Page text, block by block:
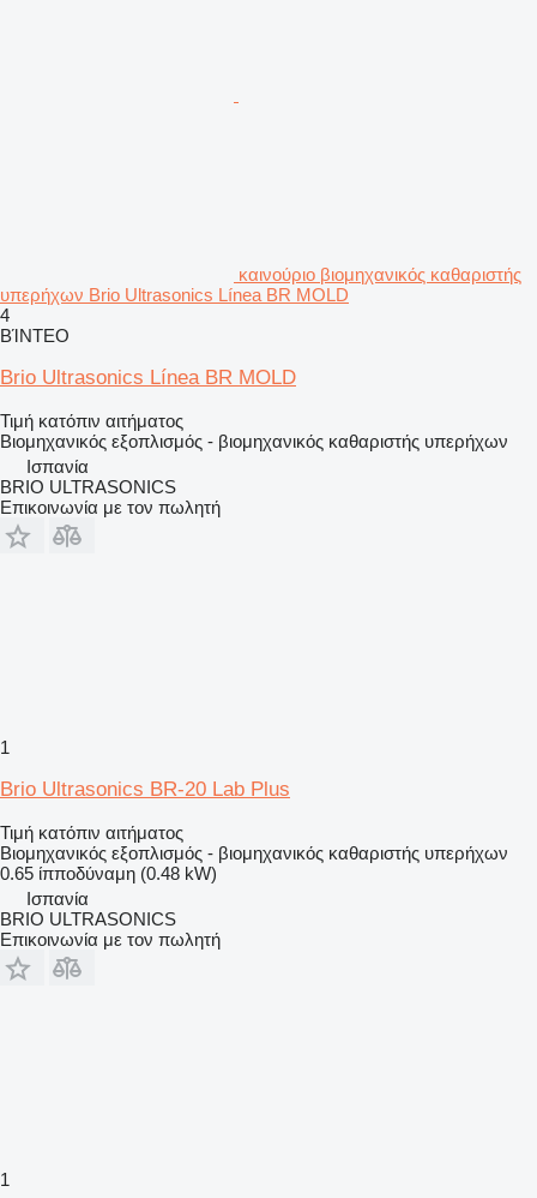
καινούριο βιομηχανικός καθαριστής
υπερήχων Brio Ultrasonics Línea BR MOLD
4
ΒΊΝΤΕΟ
Brio Ultrasonics Línea BR MOLD
Τιμή κατόπιν αιτήματος
Βιομηχανικός εξοπλισμός - βιομηχανικός καθαριστής υπερήχων
Ισπανία
BRIO ULTRASONICS
Επικοινωνία με τον πωλητή
1
Brio Ultrasonics BR-20 Lab Plus
Τιμή κατόπιν αιτήματος
Βιομηχανικός εξοπλισμός - βιομηχανικός καθαριστής υπερήχων
0.65 ίπποδύναμη (0.48 kW)
Ισπανία
BRIO ULTRASONICS
Επικοινωνία με τον πωλητή
1